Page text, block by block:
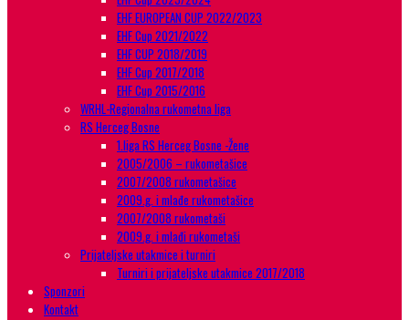
EHF EUROPEAN CUP 2022/2023
EHF Cup 2021/2022
EHF CUP 2018/2019
EHF Cup 2017/2018
EHF Cup 2015/2016
WRHL-Regionalna rukometna liga
RS Herceg Bosne
1.liga RS Herceg Bosne -Žene
2005/2006 – rukometašice
2007/2008 rukometašice
2009.g. i mlađe rukometašice
2007/2008 rukometaši
2009.g. i mlađi rukometaši
Prijateljske utakmice i turniri
Turniri i prijateljske utakmice 2017/2018
Sponzori
Kontakt